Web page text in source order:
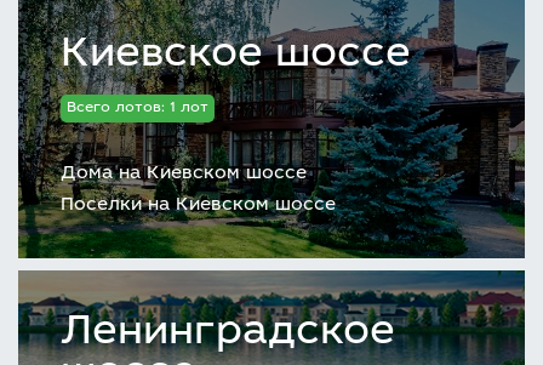
Киевское шоссе
Всего лотов: 1 лот
Дома на Киевском шоссе
Поселки на Киевском шоссе
Ленинградское